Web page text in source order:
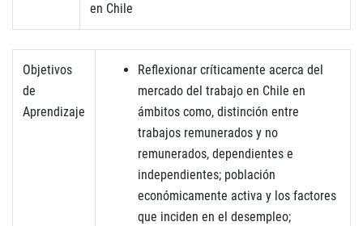
en Chile
Objetivos
de
Aprendizaje
Reflexionar críticamente acerca del
mercado del trabajo en Chile en
ámbitos como, distinción entre
trabajos remunerados y no
remunerados, dependientes e
independientes; población
económicamente activa y los factores
que inciden en el desempleo;